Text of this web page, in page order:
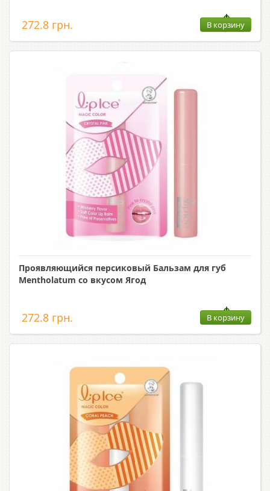
272.8 грн. В корзину
Проявляющийся персиковый Бальзам для губ
Mentholatum со вкусом Ягод
272.8 грн. В корзину